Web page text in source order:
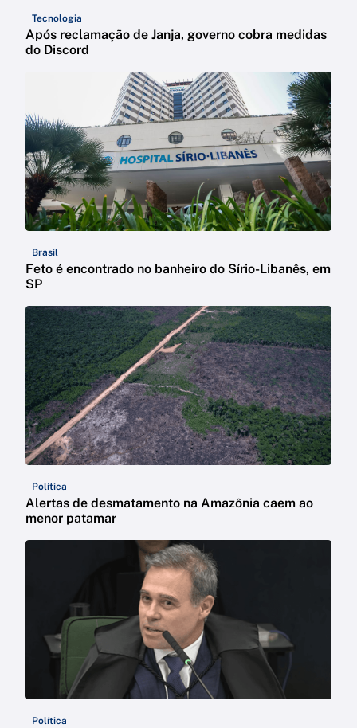
Tecnologia
Após reclamação de Janja, governo cobra medidas
do Discord
Brasil
Feto é encontrado no banheiro do Sírio-Libanês, em
SP
Política
Alertas de desmatamento na Amazônia caem ao
menor patamar
Política